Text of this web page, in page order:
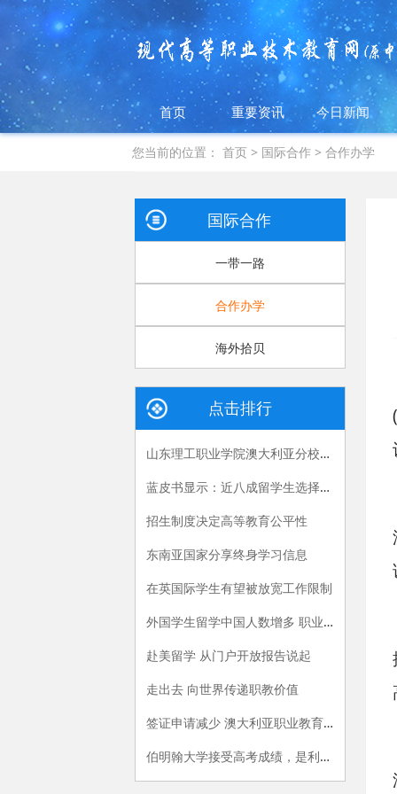
首页 重要资讯 今日新闻
您当前的位置：首页 > 国际合作 >合作办学
国际合作
一带一路
合作办学
海外拾贝
点击排行
山东理工职业学院澳大利亚分校揭牌成立
蓝皮书显示：近八成留学生选择回国就业
招生制度决定高等教育公平性
东南亚国家分享终身学习信息
在英国际学生有望被放宽工作限制
外国学生留学中国人数增多 职业教育掀起小高潮
赴美留学 从门户开放报告说起
走出去 向世界传递职教价值
签证申请减少 澳大利亚职业教育行业资金短缺
伯明翰大学接受高考成绩，是利好吗